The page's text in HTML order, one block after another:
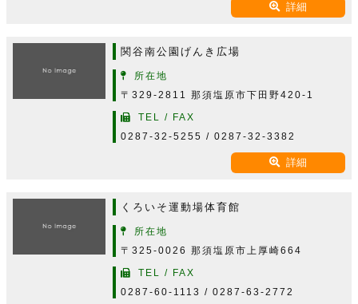
詳細
関谷南公園げんき広場
所在地
〒329-2811 那須塩原市下田野420-1
TEL / FAX
0287-32-5255 / 0287-32-3382
詳細
くろいそ運動場体育館
所在地
〒325-0026 那須塩原市上厚崎664
TEL / FAX
0287-60-1113 / 0287-63-2772